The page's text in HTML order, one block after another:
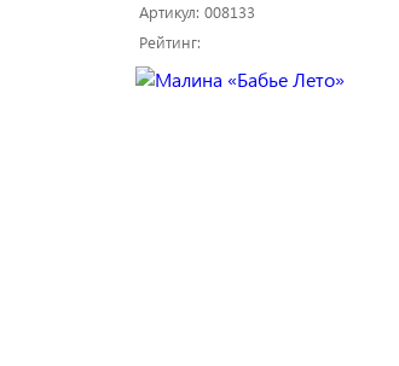
Артикул: 008133
Рейтинг: